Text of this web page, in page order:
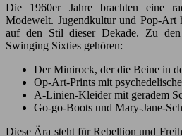
Die 1960er Jahre brachten eine
Modewelt. Jugendkultur und Pop-Art
auf den Stil dieser Dekade. Zu
Swinging Sixties gehören:
Der Minirock, der die Beine in
Op-Art-Prints mit
A-Linien-Kleider mit geradem
Go-go-Boots und Mary-Jane-
Diese Ära steht für Rebellion und